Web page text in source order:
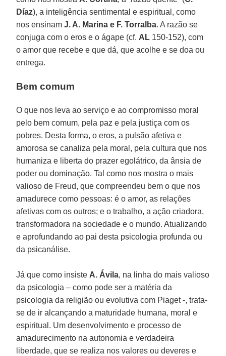
Díaz), a inteligência sentimental e espiritual, como
nos ensinamJ. A. Marina e F. Torralba. A razão se
conjuga com o eros e o ágape (cf. AL 150-152), com
o amor que recebe e que dá, que acolhe e se doa ou
entrega.
Bem comum
O que nos leva ao serviço e ao compromisso moral
pelo bem comum, pela paz e pela justiça com os
pobres. Desta forma, o eros, a pulsão afetiva e
amorosa se canaliza pela moral, pela cultura que nos
humaniza e liberta do prazer egolátrico, da ânsia de
poder ou dominação. Tal como nos mostra o mais
valioso de Freud, que compreendeu bem o que nos
amadurece como pessoas: é o amor, as relações
afetivas com os outros; e o trabalho, a ação criadora,
transformadora na sociedade e o mundo. Atualizando
e aprofundando ao pai desta psicologia profunda ou
da psicanálise.
Já que como insiste A. Ávila, na linha do mais valioso
da psicologia – como pode ser a matéria da
psicologia da religião ou evolutiva com Piaget -, trata-
se de ir alcançando a maturidade humana, moral e
espiritual. Um desenvolvimento e processo de
amadurecimento na autonomia e verdadeira
liberdade, que se realiza nos valores ou deveres e